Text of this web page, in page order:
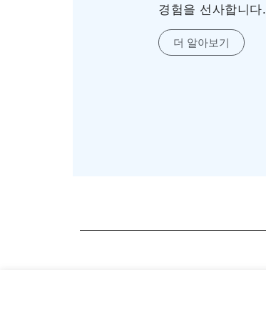
경험을 선사합니다.
더 알아보기